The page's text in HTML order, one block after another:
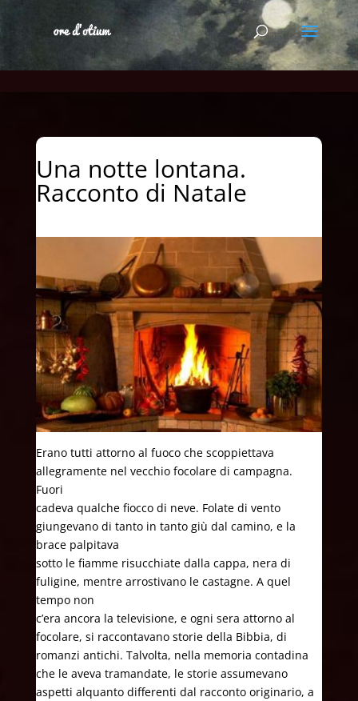
Una notte lontana.
Racconto di Natale
Erano tutti attorno al fuoco che scoppiettava
allegramente nel vecchio focolare di campagna.
Fuori
cadeva qualche fiocco di neve. Folate di vento
giungevano di tanto in tanto giù dal camino, e la
brace palpitava
sotto le fiamme risucchiate dalla cappa, nera di
fuligine, mentre arrostivano le castagne. A quel
tempo non
c’era ancora la televisione, e ogni sera attorno al
focolare, si raccontavano storie della Bibbia, di
romanzi antichi. Talvolta, nella memoria contadina
che le aveva tramandate, le storie assumevano
aspetti alquanto differenti dal racconto originario, a